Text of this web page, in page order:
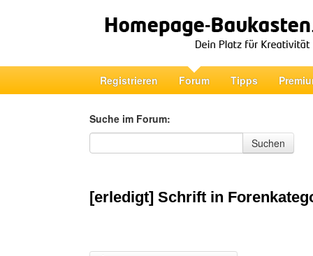
Registrieren Forum Tipps
Suche im Forum:
Suche im Forum
Suchen
[erledigt] Schrift in